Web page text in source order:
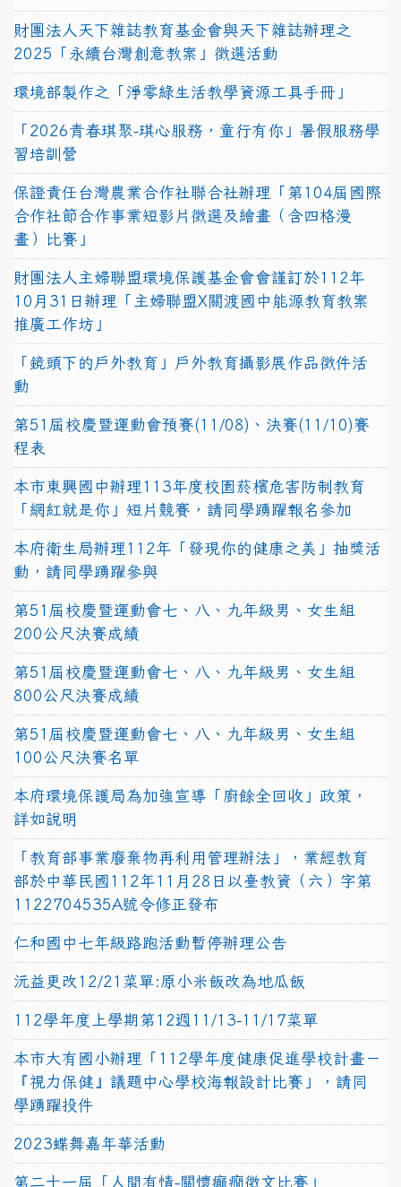
財團法人天下雜誌教育基金會與天下雜誌辦理之
2025「永續台灣創意教案」徵選活動
環境部製作之「淨零綠生活教學資源工具手冊」
「2026青春琪聚-琪心服務，童行有你」暑假服務學
習培訓營
保證責任台灣農業合作社聯合社辦理「第104屆國際
合作社節合作事業短影片徵選及繪畫（含四格漫
畫）比賽」
財團法人主婦聯盟環境保護基金會會謹訂於112年
10月31日辦理「主婦聯盟X關渡國中能源教育教案
推廣工作坊」
「鏡頭下的戶外教育」戶外教育攝影展作品徵件活
動
第51屆校慶暨運動會預賽(11/08)、決賽(11/10)賽
程表
本市東興國中辦理113年度校園菸檳危害防制教育
「網紅就是你」短片競賽，請同學踴躍報名參加
本府衛生局辦理112年「發現你的健康之美」抽獎活
動，請同學踴躍參與
第51屆校慶暨運動會七、八、九年級男、女生組
200公尺決賽成績
第51屆校慶暨運動會七、八、九年級男、女生組
800公尺決賽成績
第51屆校慶暨運動會七、八、九年級男、女生組
100公尺決賽名單
本府環境保護局為加強宣導「廚餘全回收」政策，
詳如說明
「教育部事業廢棄物再利用管理辦法」，業經教育
部於中華民國112年11月28日以臺教資（六）字第
1122704535A號令修正發布
仁和國中七年級路跑活動暫停辦理公告
沅益更改12/21菜單:原小米飯改為地瓜飯
112學年度上學期第12週11/13-11/17菜單
本市大有國小辦理「112學年度健康促進學校計畫－
『視力保健』議題中心學校海報設計比賽」，請同
學踴躍投件
2023蝶舞嘉年華活動
第二十一屆「人間有情-關懷癲癇徵文比賽」